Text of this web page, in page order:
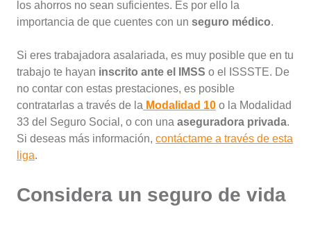
los ahorros no sean suficientes. Es por ello la
importancia de que cuentes con un seguro médico.
Si eres trabajadora asalariada, es muy posible que en tu
trabajo te hayan inscrito ante el IMSS o el ISSSTE. De
no contar con estas prestaciones, es posible
contratarlas a través de la Modalidad 10 o la Modalidad
33 del Seguro Social, o con una aseguradora privada.
Si deseas más información, contáctame a través de esta
liga.
Considera un seguro de vida